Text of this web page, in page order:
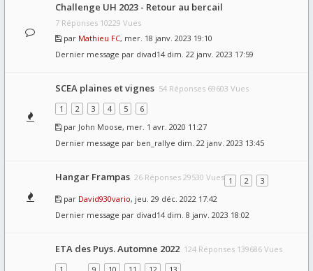
Challenge UH 2023 - Retour au bercail
7 Réponses 10229 Vues
par Mathieu FC, mer. 18 janv. 2023 19:10
Dernier message par divad14 dim. 22 janv. 2023 17:59
SCEA plaines et vignes 54 Réponses 69603 Vues
1
2 3 4 5
6
par John Moose, mer. 1 avr. 2020 11:27
Dernier message par ben_rallye dim. 22 janv. 2023 13:45
Hangar Frampas 26 Réponses 29530 Vues 1 2
3
par David930vario, jeu. 29 déc. 2022 17:42
Dernier message par divad14 dim. 8 janv. 2023 18:02
ETA des Puys. Automne 2022 124 Réponses 139686 Vues